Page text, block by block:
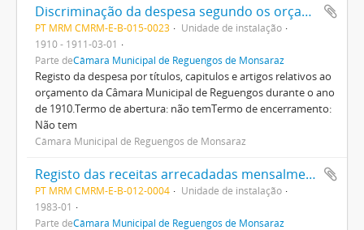
Discriminação da despesa segundo os orçamentos
PT MRM CMRM-E-B-015-0023
Unidade de instalação
1910 - 1911-03-01
Parte deCâmara Municipal de Reguengos de Monsaraz
Registo da despesa por títulos, capitulos e artigos relativos ao
orçamento da Câmara Municipal de Reguengos durante o ano
de 1910.Termo de abertura: não temTermo de encerramento:
Não tem
Câmara Municipal de Reguengos de Monsaraz
Registo das receitas arrecadadas mensalmente
PT MRM CMRM-E-B-012-0004
Unidade de instalação
1983-01
Parte deCâmara Municipal de Reguengos de Monsaraz